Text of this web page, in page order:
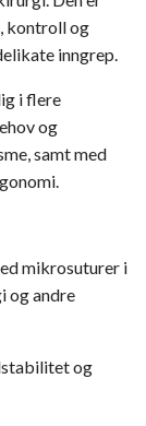
kontroll og
inngrep.
i flere
og
samt med
mikrosuturer i
og andre
og